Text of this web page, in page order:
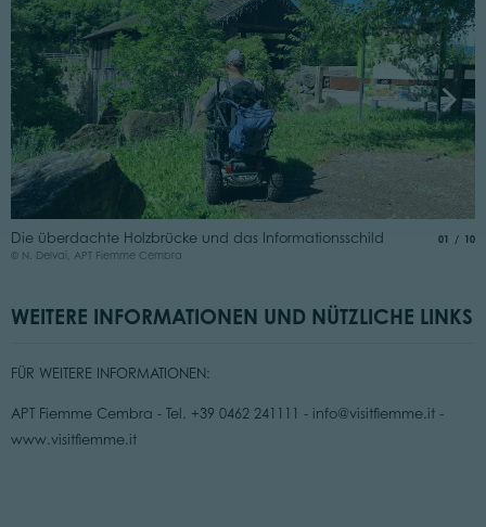
Die überdachte Holzbrücke und das Informationsschild
© N. Delvai, APT Fiemme Cembra
01 von
10
WEITERE INFORMATIONEN UND NÜTZLICHE LINKS
FÜR WEITERE INFORMATIONEN:
APT Fiemme Cembra - Tel. +39 0462 241111 - info@visitfiemme.it -
www.visitfiemme.it